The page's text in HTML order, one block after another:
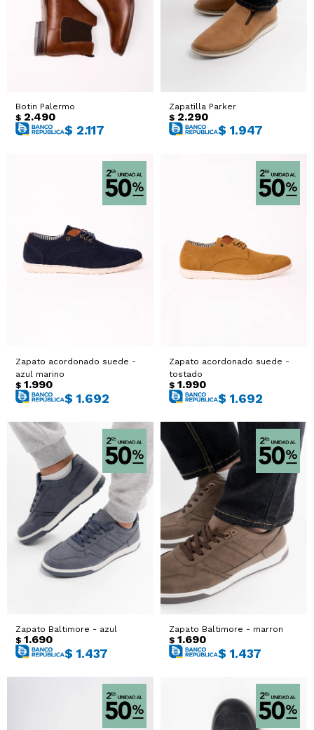
Botin Palermo
$ 2.490
$ 2.117
Zapatilla Parker
$ 2.290
$ 1.947
Zapato acordonado suede -
azul marino
$ 1.990
$ 1.692
Zapato acordonado suede -
tostado
$ 1.990
$ 1.692
Zapato Baltimore - azul
$ 1.690
$ 1.437
Zapato Baltimore - marron
$ 1.690
$ 1.437
Sacos
Trajes
Ver todo
T-shirts y Tops
Ver todo